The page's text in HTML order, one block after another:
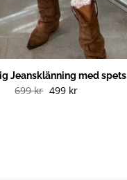
Jeansklänning med spets
699kr Det
499 krDet